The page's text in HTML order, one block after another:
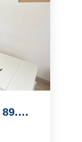
Appartement Ollioules 4 Pièce(s) 89.55 M²